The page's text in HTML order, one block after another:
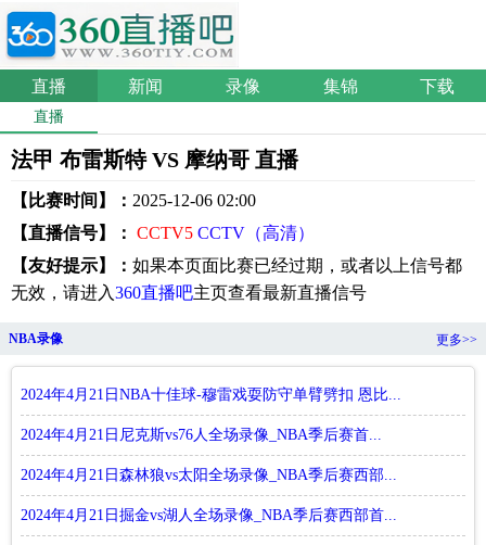
直播 新闻 录像 集锦 下载
直播
法甲 布雷斯特 VS 摩纳哥 直播
【比赛时间】： 2025-12-06 02:00
【直播信号】： CCTV5 CCTV（高清）
【友好提示】： 如果本页面比赛已经过期，或者以上信号都
无效，请进入360直播吧主页查看最新直播信号
NBA录像 更多>>
2024年4月21日NBA十佳球-穆雷戏耍防守单臂劈扣 恩比...
2024年4月21日尼克斯vs76人全场录像_NBA季后赛首...
2024年4月21日森林狼vs太阳全场录像_NBA季后赛西部...
2024年4月21日掘金vs湖人全场录像_NBA季后赛西部首...